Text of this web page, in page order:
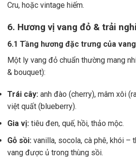
Cru, hoặc vintage hiếm.
6. Hương vị vang đỏ & trải
6.1 Tầng hương đặc trưng của
Một ly vang đỏ chuẩn thường mang
& bouquet):
Trái cây: anh đào (cherry), mâm xôi
việt quất (blueberry).
Gia vị: tiêu đen, quế, hồi, thảo mộc.
Gỗ sồi: vanilla, socola, cà phê, khói –
vang được ủ trong thùng sồi.